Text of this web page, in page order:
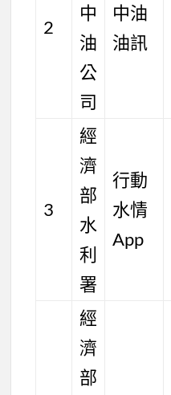
2
中
油
公
司
中油
油訊
3
經
濟
部
水
利
署
行動
水情
App
經
濟
部